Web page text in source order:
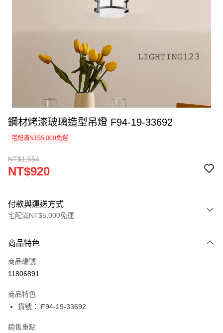
鋼材烤漆玻璃造型吊燈 F94-19-33692
宅配滿NT$5,000免運
NT$1,554
NT$920
付款與運送方式
宅配滿NT$5,000免運
信用卡一次付款
LINE Pay
街口支付
悠遊付
商品特色
商品編號
11806891
商品特色
貨號： F94-19-33692
銷售重點